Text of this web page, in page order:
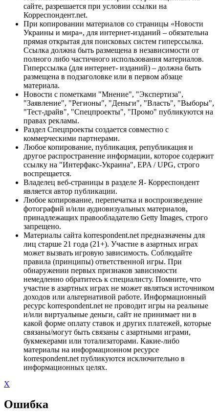
сайте, разрешается при условии ссылки на
Корреспондент.net.
При копировании материалов со страницы «Новости
Украины и мира», для интернет-изданий – обязательна
прямая открытая для поисковых систем гиперссылка.
Ссылка должна быть размещена в независимости от
полного либо частичного использования материалов.
Гиперссылка (для интернет- изданий) – должна быть
размещена в подзаголовке или в первом абзаце
материала.
Новости с пометками "Мнение", "Экспертиза",
"Заявление", "Регионы", "Деньги", "Власть", "Выборы",
"Тест-драйв", "Спецпроекты", "Промо" публикуются на
правах рекламы.
Раздел Спецпроекты создается совместно с
коммерческими партнерами.
Любое копирование, публикация, републикация и
другое распространение информации, которое содержит
ссылку на "Интерфакс-Украина", EPA / UPG, строго
воспрещается.
Владелец веб-страницы в разделе Я- Корреспондент
является автор публикации.
Любое копирование, перепечатка и воспроизведение
фотографий и/или аудиовизуальных материалов,
принадлежащих правообладателю Getty Images, строго
запрещено.
Материалы сайта korrespondent.net предназначены для
лиц старше 21 года (21+). Участие в азартных играх
может вызвать игровую зависимость. Соблюдайте
правила (принципы) ответственной игры. При
обнаружении первых признаков зависимости
немедленно обратитесь к специалисту. Помните, что
участие в азартных играх не может являться источником
доходов или альтернативой работе. Информационный
ресурс korrespondent.net не проводит игры на реальные
и/или виртуальные деньги, сайт не принимает ни в
какой форме оплату ставок и других платежей, которые
связаны/могут быть связаны с азартными играми,
букмекерами или тотализаторами. Какие-либо
материалы на информационном ресурсе
korrespondent.net публикуются исключительно в
информационных целях.
X
Ошибка